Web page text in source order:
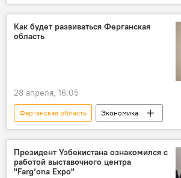
Узбекистан
бизнес-форум
Куала-Лумпур
инвестпроекты
Строительство
Как будет развиваться Ферганская
область
28 апреля, 16:05
Ферганская область
Экономика
Инвестиции
Сельское хозяйство
Туризм
электронная коммерция
культурное наследие
совещание
Президент Узбекистана ознакомился с
работой выставочного центра
"Farg‘ona Expo"